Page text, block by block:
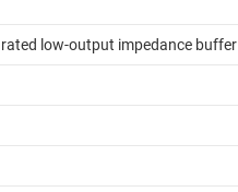
low-output impedance buffer